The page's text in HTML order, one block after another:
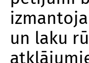
un laku